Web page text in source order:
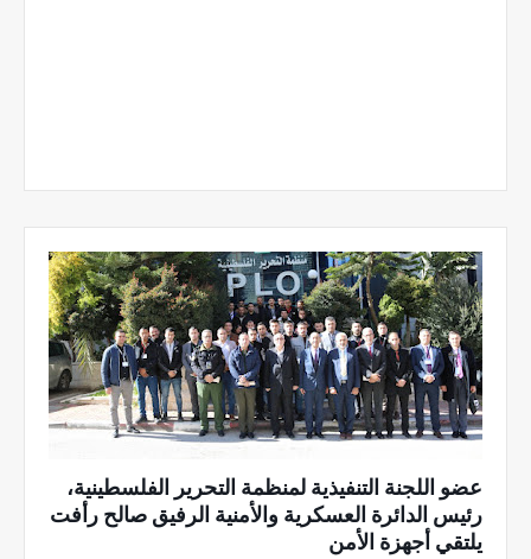
عضو اللجنة التنفيذية لمنظمة التحرير الفلسطينية،
رئيس الدائرة العسكرية والأمنية الرفيق صالح رأفت
يلتقي أجهزة الأمن